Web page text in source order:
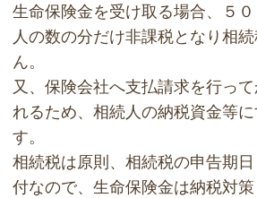
生命保険金を受け取る場合、５
人の数の分だけ非課税となり相
ん。
又、保険会社へ支払請求を行っ
れるため、相続人の納税資金等
す。
相続税は原則、相続税の申告期
付なので、生命保険金は納税対